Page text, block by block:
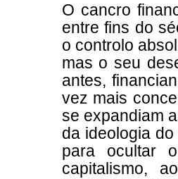
O cancro
entre fins do
o controlo
mas o seu
antes,
vez mais
se expandiam
da ideologia
para ocultar
capitalismo,